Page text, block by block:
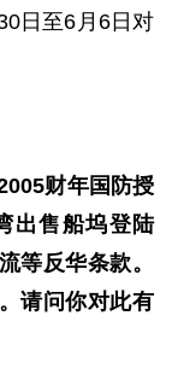
日至6月6日对
财年国防授
出售船坞登陆
等反华条款。
请问你对此有